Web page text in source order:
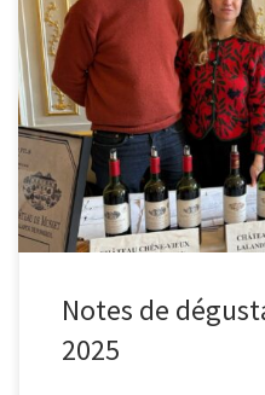
Comme à chaque automne,
mieux apprécier nos crus, voici
dégustation concernant les
vente. Si vous souhatiez nous
plusieurs événements sur ce
de vous y croiser.
Notes de
2025